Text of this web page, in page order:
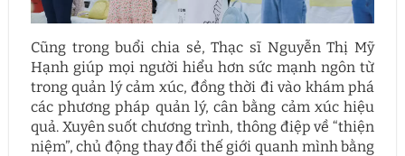
Cũng trong buổi chia sẻ, Thạc sĩ Nguyễn Thị Mỹ
Hạnh giúp mọi người hiểu hơn sức mạnh ngôn từ
trong quản lý cảm xúc, đồng thời đi vào khám phá
các phương pháp quản lý, cân bằng cảm xúc hiệu
quả. Xuyên suốt chương trình, thông điệp về “thiện
niệm”, chủ động thay đổi thế giới quanh mình bằng